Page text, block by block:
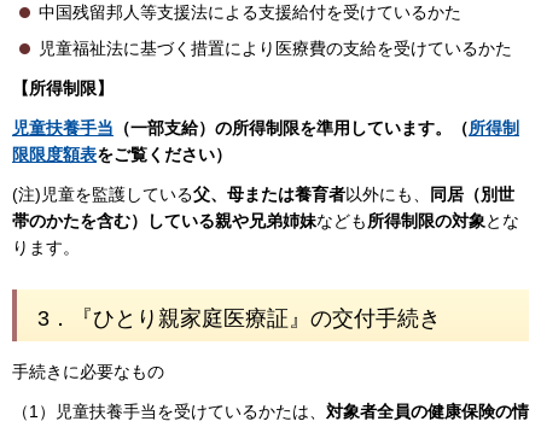
中国残留邦人等支援法による支援給付を受けているかた
児童福祉法に基づく措置により医療費の支給を受けているかた
【所得制限】
児童扶養手当 （一部支給）の所得制限を準用しています。（所得制
限限度額表をご覧ください）
(注)児童を監護している父、母または養育者以外にも、
同居（別世
帯のかたを含む）している親や兄弟姉妹なども所得制限の対象とな
ります。
3． 『ひとり親家庭医療証』の交付手続き
手続きに必要なもの
（1）児童扶養手当を受けているかたは、 対象者全員の健康保険の情